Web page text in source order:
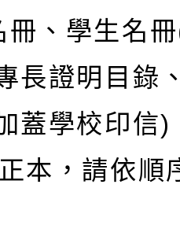
冊、學生名
長證明目錄
蓋學校印信)
本，請依順